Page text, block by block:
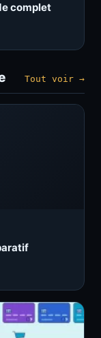
complet
Tout voir →